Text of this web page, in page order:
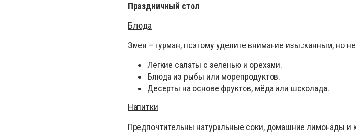
Праздничный стол
Блюда
Змея – гурман, поэтому уделите внимание изысканным, но
Лёгкие салаты с зеленью и орехами.
Блюда из рыбы или морепродуктов.
Десерты на основе фруктов, мёда или шоколада.
Напитки
Предпочтительны натуральные соки, домашние лимонады и